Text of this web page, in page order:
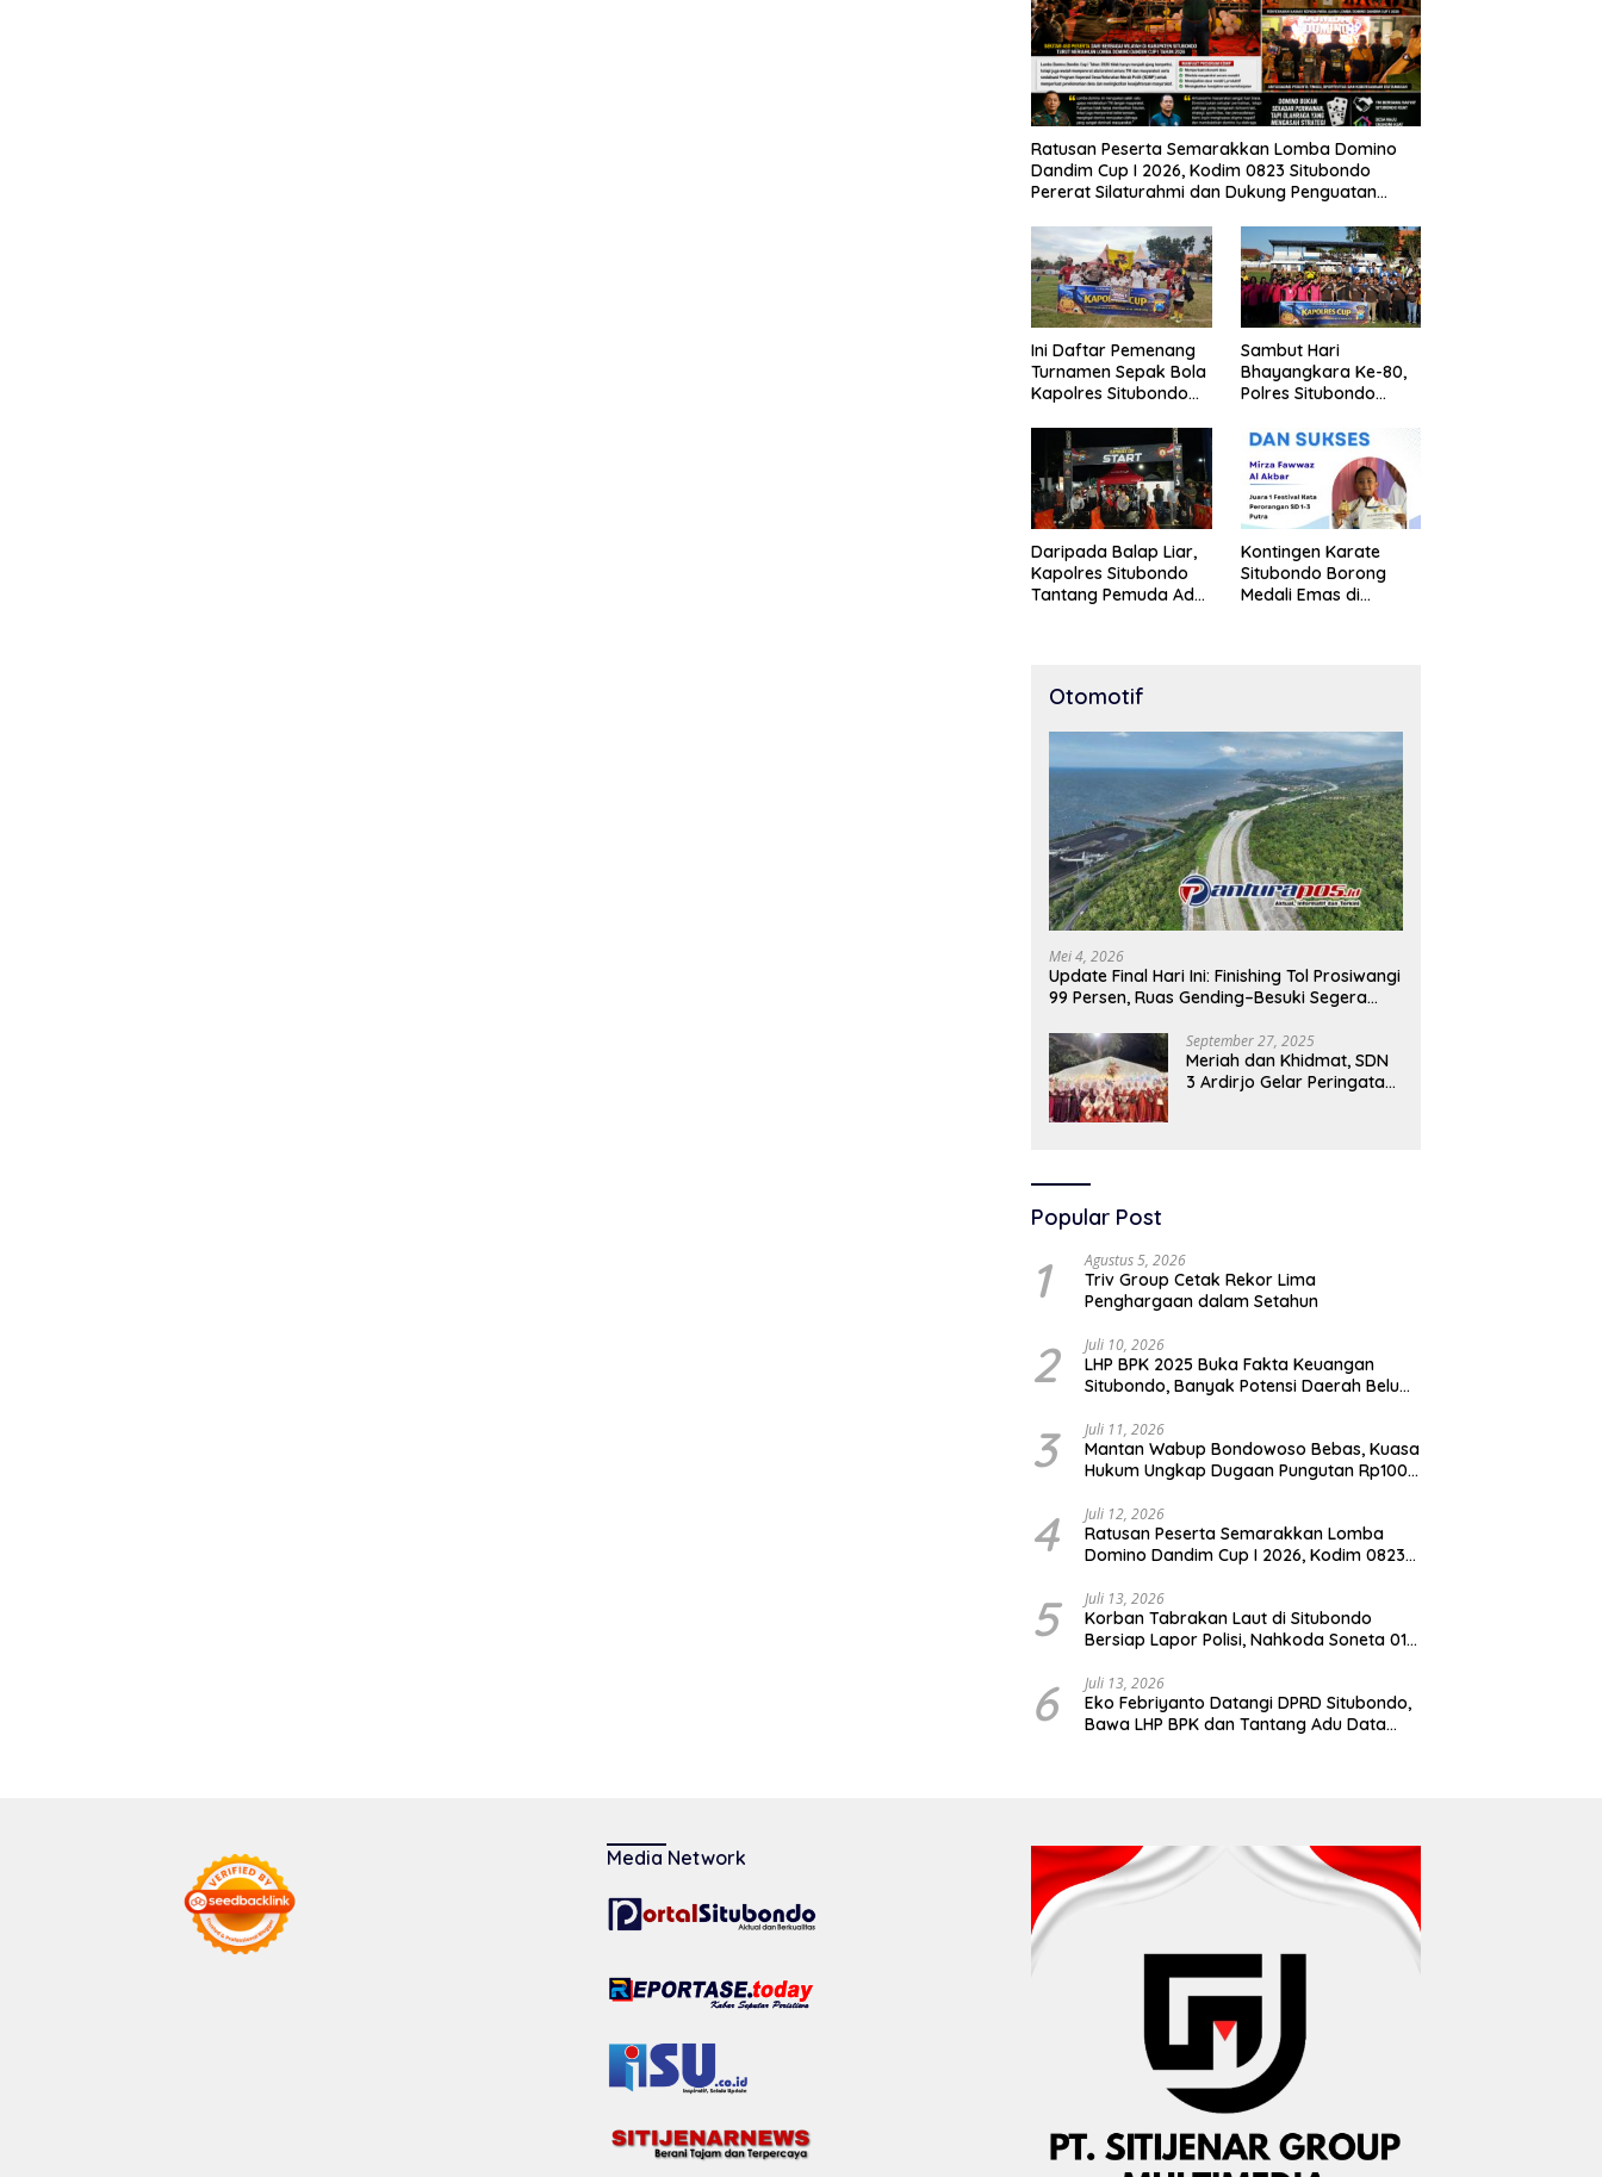
Ratusan Peserta Semarakkan Lomba Domino
Dandim Cup I 2026, Kodim 0823 Situbondo
Pererat Silaturahmi dan Dukung Penguatan
Ini Daftar Pemenang
Turnamen Sepak Bola
Kapolres Situbondo
Kelompok Umur 10
Tahun
Sambut Hari
Bhayangkara Ke-80,
Polres Situbondo
Sepak Bola Kapolres
Cup 2026
Daripada Balap Liar,
Kapolres Situbondo
Tantang Pemuda Adu
Kontingen Karate
Situbondo Borong
Medali Emas di
Otomotif
Mei 4, 2026
Update Final Hari Ini: Finishing Tol Prosiwangi
99 Persen, Ruas Gending–Besuki Segera
September 27, 2025
Meriah dan Khidmat, SDN
3 Ardirjo Gelar Peringatan
Popular Post
1 Agustus 5, 2026
Triv Group Cetak Rekor Lima
Penghargaan dalam Setahun
2 Juli 10, 2026
LHP BPK 2025 Buka Fakta Keuangan
Situbondo, Banyak Potensi Daerah Belum
3 Juli 11, 2026
Mantan Wabup Bondowoso Bebas, Kuasa
Hukum Ungkap Dugaan Pungutan Rp100
4 Juli 12, 2026
Ratusan Peserta Semarakkan Lomba
Domino Dandim Cup I 2026, Kodim 0823
Dukung Penguatan Ekonomi Desa
5 Juli 13, 2026
Korban Tabrakan Laut di Situbondo
Bersiap Lapor Polisi, Nahkoda Soneta 01
Rusak
6 Juli 13, 2026
Eko Febriyanto Datangi DPRD Situbondo,
Bawa LHP BPK dan Tantang Adu Data
Media Network